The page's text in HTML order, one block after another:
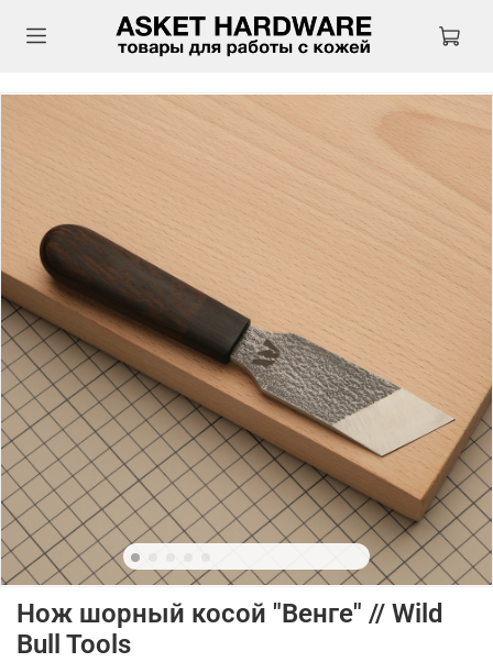
Нож шорный косой "Венге" // Wild
Bull Tools